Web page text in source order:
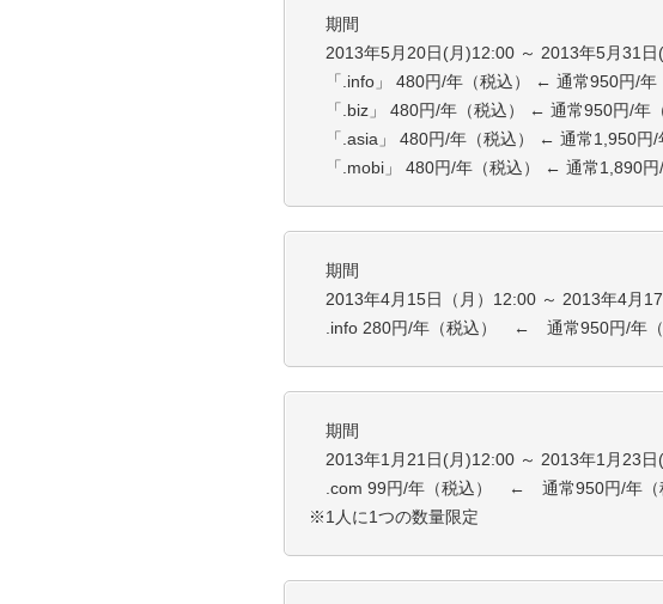
期間
2013年5月20日(月)12:00 ～ 2013年5月31日
「.info」 480円/年（税込） ← 通常950円/年
「.biz」 480円/年（税込） ← 通常950円/年（
「.asia」 480円/年（税込） ← 通常1,950円/
「.mobi」 480円/年（税込） ← 通常1,890円/
期間
2013年4月15日（月）12:00 ～ 2013年4月
.info 280円/年（税込） ← 通常950円/年（
期間
2013年1月21日(月)12:00 ～ 2013年1月23日
.com 99円/年（税込） ← 通常950円/年（
※1人に1つの数量限定